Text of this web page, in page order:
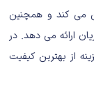
می کند و همچنین
ارائه می دهد. در
از بهترین کیفیت